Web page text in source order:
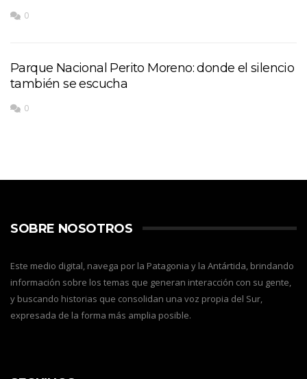
0
Parque Nacional Perito Moreno: donde el silencio
también se escucha
0
SOBRE NOSOTROS
Este medio digital, navega por la Patagonia y la Antártida, brindando
información sobre los temas que generan interacción con su gente,
y buscando historias que consolidan una voz propia del Sur,
expresada de la forma más amplia posible.